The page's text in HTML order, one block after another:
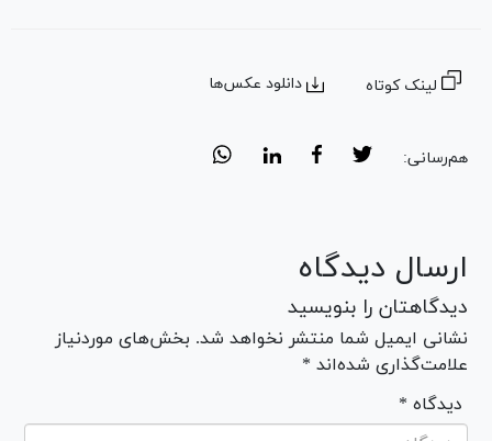
لینک کوتاه دانلود عکس‌ها
هم‌رسانی:
ارسال دیدگاه
دیدگاهتان را بنویسید
نشانی ایمیل شما منتشر نخواهد شد. بخش‌های موردنیاز
علامت‌گذاری شده‌اند *
* دیدگاه